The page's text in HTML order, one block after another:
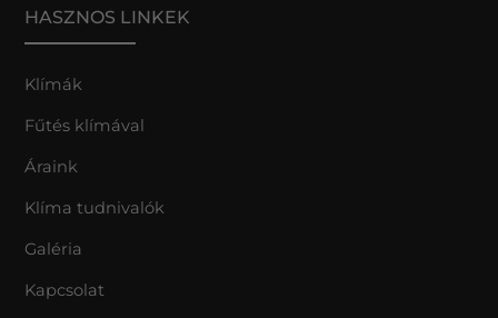
HASZNOS LINKEK
Klímák
Fűtés klímával
Áraink
Klíma tudnivalók
Galéria
Kapcsolat